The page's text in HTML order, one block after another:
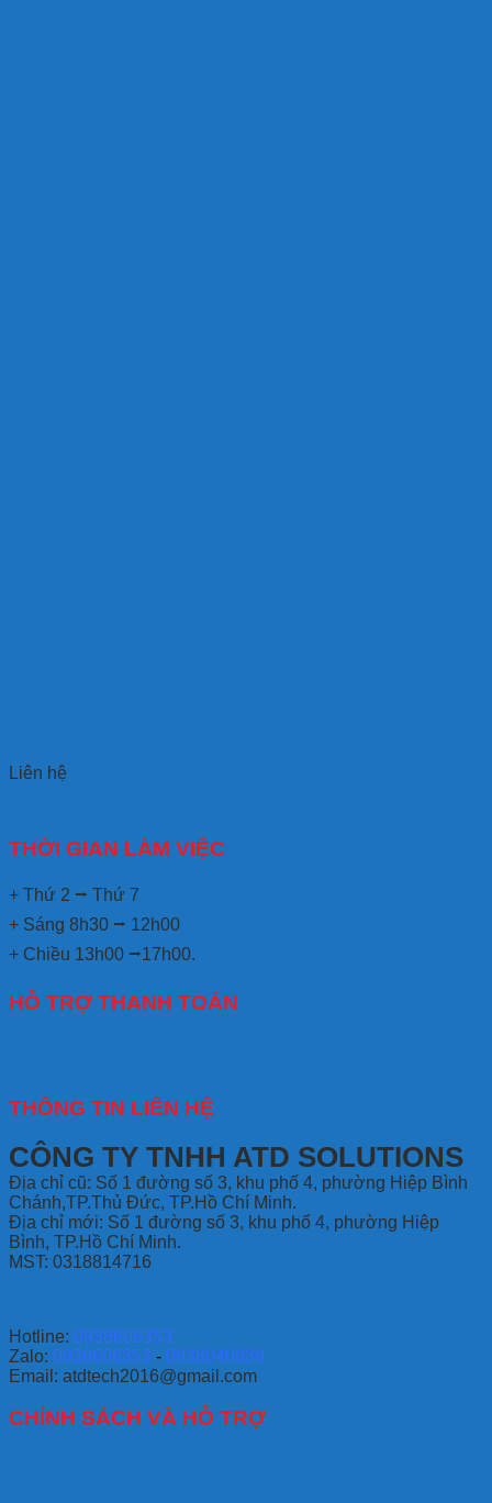
Liên hệ
THỜI GIAN LÀM VIỆC
+ Thứ 2 ⭢ Thứ 7
+ Sáng 8h30 ⭢ 12h00
+ Chiều 13h00 ⭢17h00.
HỖ TRỢ THANH TOÁN
THÔNG TIN LIÊN HỆ
CÔNG TY TNHH ATD SOLUTIONS
Địa chỉ cũ: Số 1 đường số 3, khu phố 4, phường Hiệp Bình
Chánh,TP.Thủ Đức, TP.Hồ Chí Minh.
Địa chỉ mới: Số 1 đường số 3, khu phố 4, phường Hiệp
Bình, TP.Hồ Chí Minh.
MST: 0318814716
Hotline: 0938606353
Zalo: 0938606353 - 0938040939
Email: atdtech2016@gmail.com
CHÍNH SÁCH VÀ HỖ TRỢ